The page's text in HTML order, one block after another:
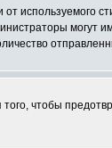
используемого
могут
чтобы